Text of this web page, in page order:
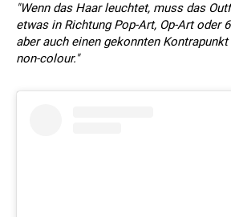
"Wenn das Haar leuchtet, muss das
etwas in Richtung Pop-Art, Op-Art oder
aber auch einen gekonnten
non-colour."